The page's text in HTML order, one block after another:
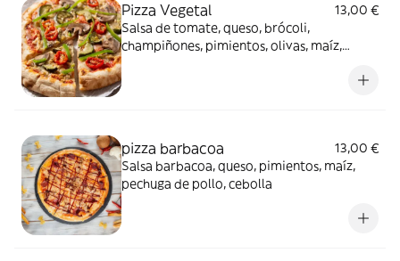
Pizza Vegetal
13,00 €
Salsa de tomate, queso, brócoli,
champiñones, pimientos, olivas, maíz,
pizza barbacoa
13,00 €
Salsa barbacoa, queso, pimientos, maíz,
pechuga de pollo, cebolla